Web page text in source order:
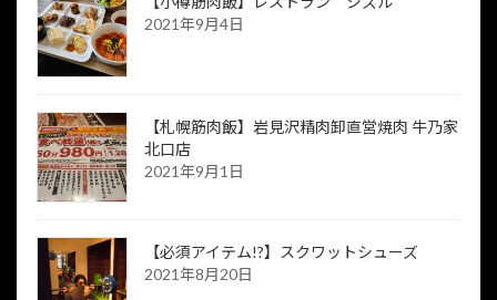
2021年9月4日
【札幌筋肉飯】岩見沢精肉卸直営焼肉 牛乃家
北口店
2021年9月1日
【必須アイテム!?】スクワットシューズ
2021年8月20日